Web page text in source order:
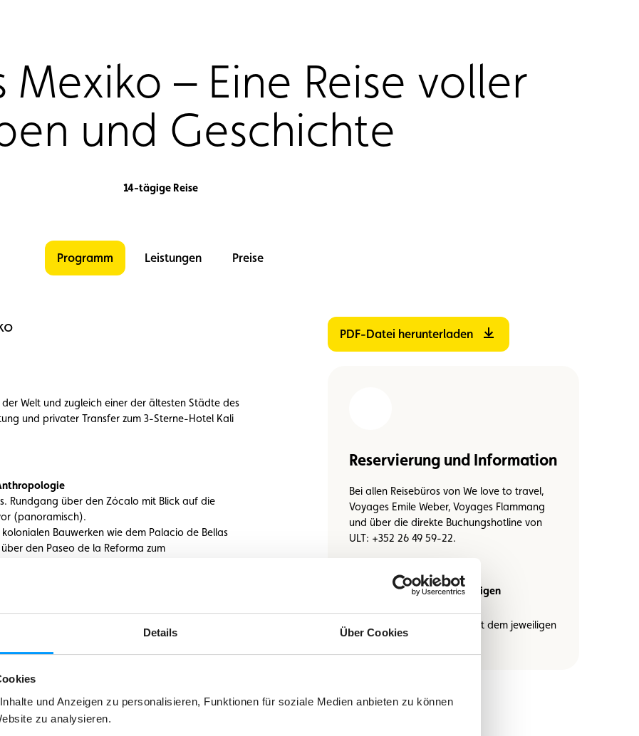
Details Über Cookies
und Anzeigen zu personalisieren, Funktionen für soziale Medien anbieten zu können
zu analysieren.
– Eine Reise voller
und Geschichte
14-tägige Reise
Programm Leistungen Preise
Welt und zugleich einer der ältesten Städte des
und privater Transfer zum 3-Sterne-Hotel Kali
Rundgang über den Zócalo mit Blick auf die
(panoramisch).
Bauwerken wie dem Palacio de Bellas
den Paseo de la Reforma zum
Aztekenhalle. Gemeinsames Abendessen
km nordöstlich von Mexiko-Stadt. Besichtigung
und weiterer Tempel- und
in
Übernachtung. (M)
PDF-Datei herunterladen
Reservierung und Information
Bei allen Reisebüros von We love to travel,
Voyages Emile Weber, Voyages Flammang
und über die direkte Buchungshotline von
ULT: +352 26 49 59-22.
Es gelten die AGB des jeweiligen
Der Vertrag kommt direkt mit dem jeweiligen
Leistungsträger zustande.